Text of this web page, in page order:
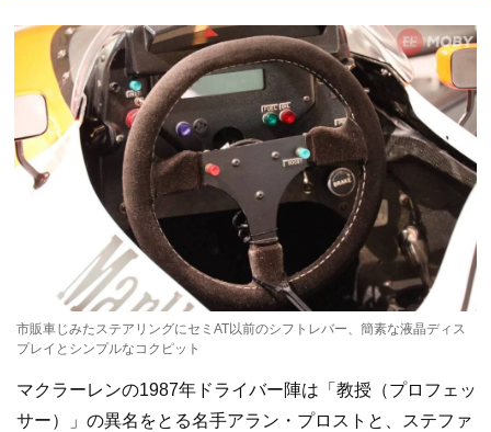
市販車じみたステアリングにセミAT以前のシフトレバー、簡素な液晶ディス
プレイとシンプルなコクピット
マクラーレンの1987年ドライバー陣は「教授（プロフェッ
サー）」の異名をとる名手アラン・プロストと、ステファ